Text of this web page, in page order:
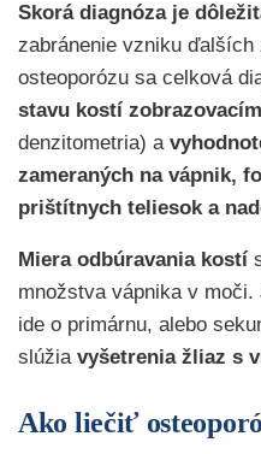
Skorá diagnóza je
zabránenie vzniku
osteoporózu sa celková
stavu kostí
denzitometria) a
zameraných na vápnik,
prištítnych teliesok a
Miera odbúravania kostí
množstva vápnika v
ide o primárnu, alebo
slúžia vyšetrenia žliaz s
Ako liečiť